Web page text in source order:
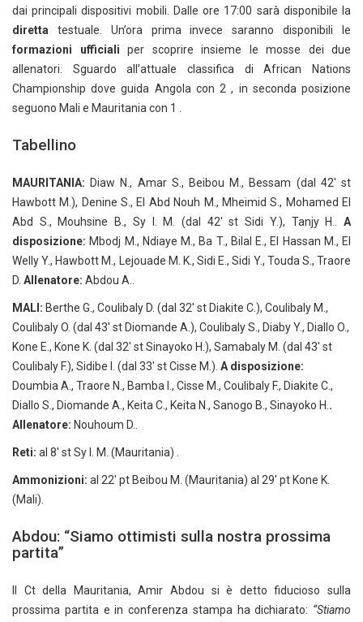
dai principali dispositivi mobili. Dalle ore 17:00 sarà disponibile la
diretta testuale. Un’ora prima invece saranno disponibili le
formazioni ufficiali per scoprire insieme le mosse dei due
allenatori. Sguardo all’attuale classifica di African Nations
Championship dove guida Angola con 2 , in seconda posizione
seguono Mali e Mauritania con 1 .
Tabellino
MAURITANIA: Diaw N., Amar S., Beibou M., Bessam (dal 42′ st
Hawbott M.), Denine S., El Abd Nouh M., Mheimid S., Mohamed El
Abd S., Mouhsine B., Sy I. M. (dal 42′ st Sidi Y.), Tanjy H.. A
disposizione: Mbodj M., Ndiaye M., Ba T., Bilal E., El Hassan M., El
Welly Y., Hawbott M., Lejouade M. K., Sidi E., Sidi Y., Touda S., Traore
D. Allenatore: Abdou A..
MALI: Berthe G., Coulibaly D. (dal 32′ st Diakite C.), Coulibaly M.,
Coulibaly O. (dal 43′ st Diomande A.), Coulibaly S., Diaby Y., Diallo O.,
Kone E., Kone K. (dal 32′ st Sinayoko H.), Samabaly M. (dal 43′ st
Coulibaly F.), Sidibe I. (dal 33′ st Cisse M.). A disposizione:
Doumbia A., Traore N., Bamba I., Cisse M., Coulibaly F., Diakite C.,
Diallo S., Diomande A., Keita C., Keita N., Sanogo B., Sinayoko H..
Allenatore: Nouhoum D..
Reti: al 8′ st Sy I. M. (Mauritania) .
Ammonizioni: al 22′ pt Beibou M. (Mauritania) al 29′ pt Kone K.
(Mali).
Abdou: “Siamo ottimisti sulla nostra prossima
partita”
Il Ct della Mauritania, Amir Abdou si è detto fiducioso sulla
prossima partita e in conferenza stampa ha dichiarato: “Stiamo